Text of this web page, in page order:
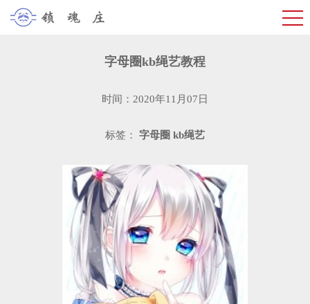
字母圈kb绳艺教程
时间：2020年11月07日
标签： 字母圈 kb绳艺